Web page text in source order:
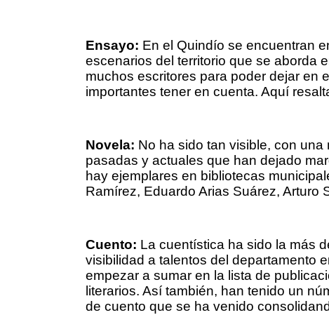
Ensayo: En el Quindío se encuentran
escenarios del territorio que se aborda
muchos escritores para poder dejar en
importantes tener en cuenta. Aquí
Novela: No ha sido tan visible, con
pasadas y actuales que han dejado
hay ejemplares en bibliotecas
Ramírez, Eduardo Arias Suárez, Arturo
Cuento: La cuentística ha sido la más
visibilidad a talentos del departamento
empezar a sumar en la lista de
literarios. Así también, han tenido un
de cuento que se ha venido